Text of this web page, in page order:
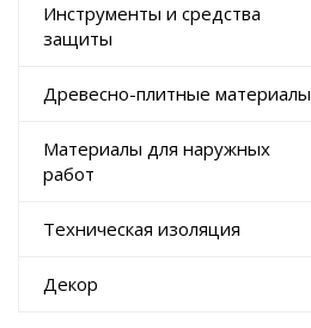
Инструменты и средства
защиты
Древесно-плитные материалы
Материалы для наружных
работ
Техническая изоляция
Декор